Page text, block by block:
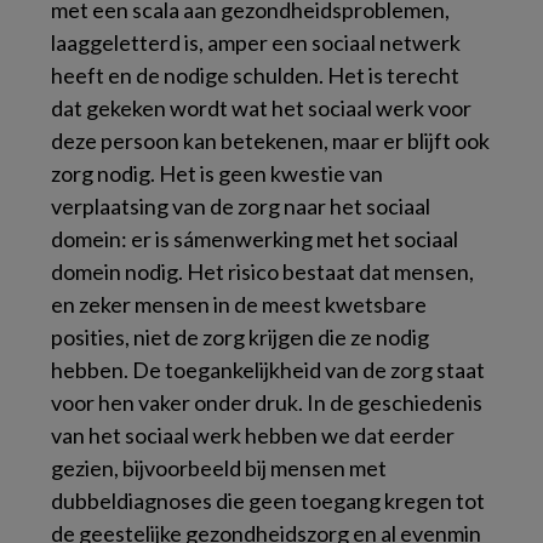
met een scala aan gezondheidsproblemen,
laaggeletterd is, amper een sociaal netwerk
heeft en de nodige schulden. Het is terecht
dat gekeken wordt wat het sociaal werk voor
deze persoon kan betekenen, maar er blijft ook
zorg nodig. Het is geen kwestie van
verplaatsing van de zorg naar het sociaal
domein: er is sámenwerking met het sociaal
domein nodig. Het risico bestaat dat mensen,
en zeker mensen in de meest kwetsbare
posities, niet de zorg krijgen die ze nodig
hebben. De toegankelijkheid van de zorg staat
voor hen vaker onder druk. In de geschiedenis
van het sociaal werk hebben we dat eerder
gezien, bijvoorbeeld bij mensen met
dubbeldiagnoses die geen toegang kregen tot
de geestelijke gezondheidszorg en al evenmin